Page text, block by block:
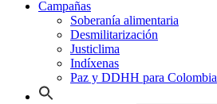
Campañas
Soberanía alimentaria
Desmilitarización
Justiclima
Indíxenas
Paz y DDHH para Colombia